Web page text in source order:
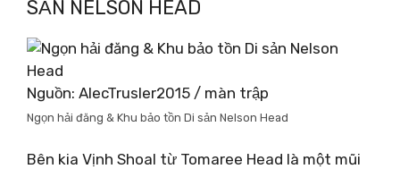
SẢN NELSON HEAD
Nguồn: AlecTrusler2015 / màn trập
Ngọn hải đăng & Khu bảo tồn Di sản Nelson Head
Bên kia Vịnh Shoal từ Tomaree Head là một mũi